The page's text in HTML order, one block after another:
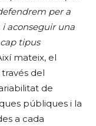
per a
aconseguir una
tipus
mateix, el
del
de
públiques i la
a cada